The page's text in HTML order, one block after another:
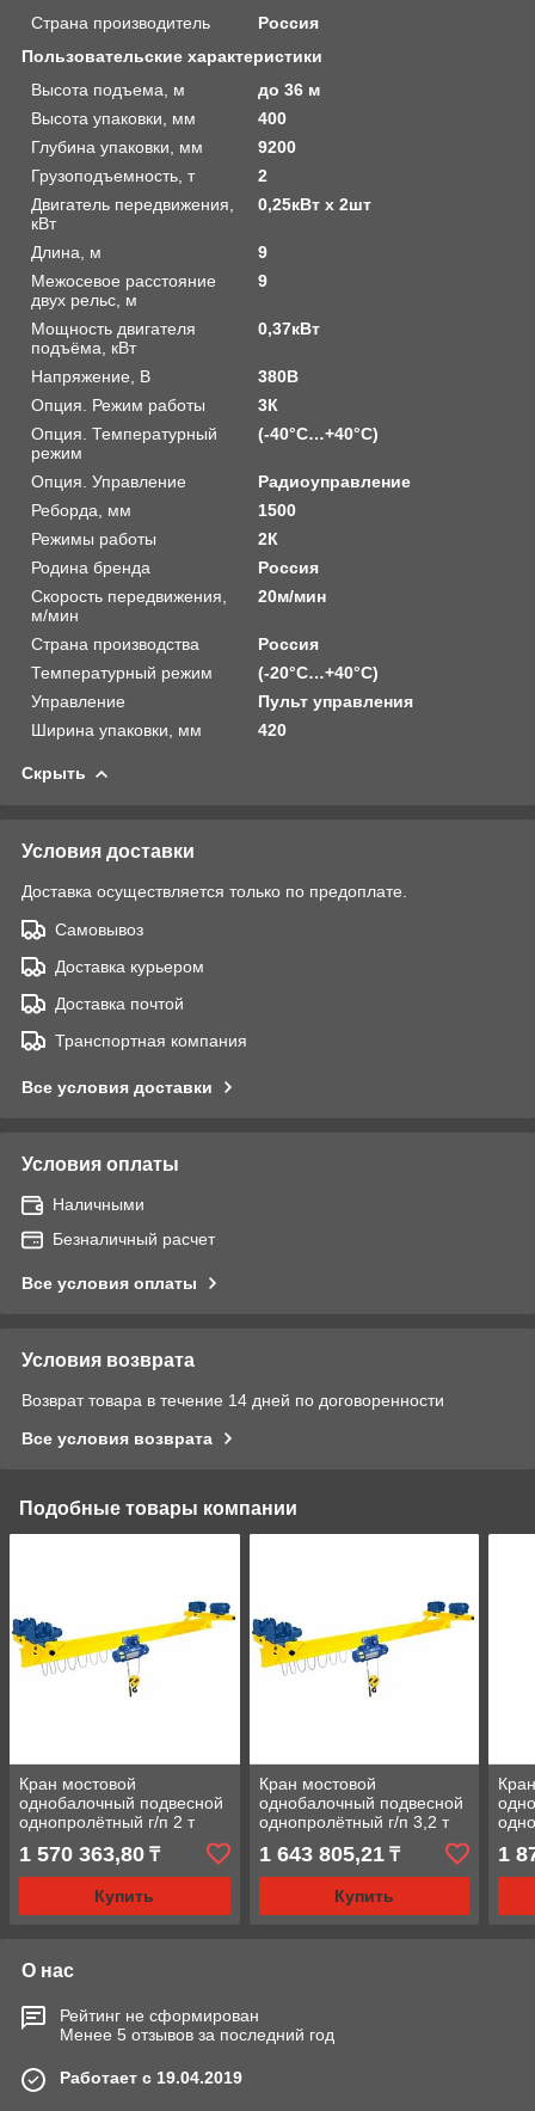
Страна производитель
Россия
Пользовательские характеристики
Высота подъема, м
до 36 м
Высота упаковки, мм
400
Глубина упаковки, мм
9200
Грузоподъемность, т
2
Двигатель передвижения,
кВт
0,25кВт х 2шт
Длина, м
9
Межосевое расстояние
двух рельс, м
9
Мощность двигателя
подъёма, кВт
0,37кВт
Напряжение, В
380В
Опция. Режим работы
3К
Опция. Температурный
режим
(-40°C…+40°C)
Опция. Управление
Радиоуправление
Реборда, мм
1500
Режимы работы
2К
Родина бренда
Россия
Скорость передвижения,
м/мин
20м/мин
Страна производства
Россия
Температурный режим
(-20°C…+40°C)
Управление
Пульт управления
Ширина упаковки, мм
420
Скрыть
Условия доставки
Доставка осуществляется только по предоплате.
Самовывоз
Доставка курьером
Доставка почтой
Транспортная компания
Все условия доставки
Условия оплаты
Наличными
Безналичный расчет
Все условия оплаты
Условия возврата
Возврат товара в течение 14 дней по договоренности
Все условия возврата
Подобные товары компании
Кран мостовой
однобалочный подвесной
однопролётный г/п 2 т
1 570 363,80 ₸
Купить
Кран мостовой
однобалочный подвесной
однопролётный г/п 3,2 т
1 643 805,21₸
Купить
1
О нас
Рейтинг не сформирован
Менее 5 отзывов за последний год
Работает с 19.04.2019